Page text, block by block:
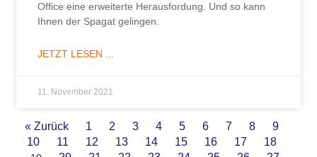
Office eine erweiterte Herausfordung. Und so kann
Ihnen der Spagat gelingen.
JETZT LESEN ...
11. November 2021
« Zurück 1 2 3 4 5 6 7 8
9
10
11 12 13 14 15 16 17 18